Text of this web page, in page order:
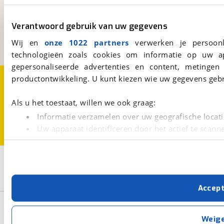
Verantwoord gebruik van uw gegevens
Wij en onze 1022 partners verwerken je
technologieën zoals cookies om informatie op
gepersonaliseerde advertenties en content,
productontwikkeling. U kunt kiezen wie uw gegevens
Als u het toestaat, willen we ook graag:
Informatie verzamelen over uw geografische
Uw apparaat identificeren door het actief te
Lees meer over hoe uw persoonlijke gegevens worden
Met cookies en vergelijkbare technieken zorgen we
cookies zorgen ervoor dat de website goed werkt.
verbeteren. We tonen je graag relevante advertenties
buiten onze website volgt – uiteraard op
Triumph Zwart Bonneville T 120
Basisgegevens
3981 AJ Bunnik
BOVAG
Over viaBOVAG.nlDisclaimer- en Privacyverklaring
Cookievoorkeuren
Vacatures